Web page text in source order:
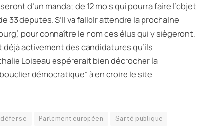
d’un mandat de 12 mois qui pourra faire l’objet
33 députés. S’il va falloir attendre la prochaine
pour connaître le nom des élus qui y siègeront,
activement des candidatures qu’ils
Loiseau espérerait bien décrocher la
démocratique” à en croire le site
défense Parlement européen Santé publique